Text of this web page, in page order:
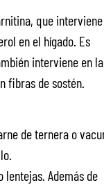
que interviene
en el hígado. Es
interviene en la
fibras de sostén.
de ternera o
lentejas. Además de